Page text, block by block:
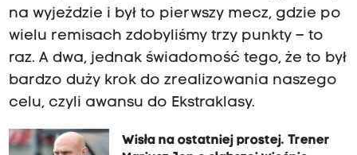
na wyjeździe i był to pierwszy mecz, gdzie po
wielu remisach zdobyliśmy trzy punkty – to
raz. A dwa, jednak świadomość tego, że to był
bardzo duży krok do zrealizowania naszego
celu, czyli awansu do Ekstraklasy.
Wisła na ostatniej prostej. Trener